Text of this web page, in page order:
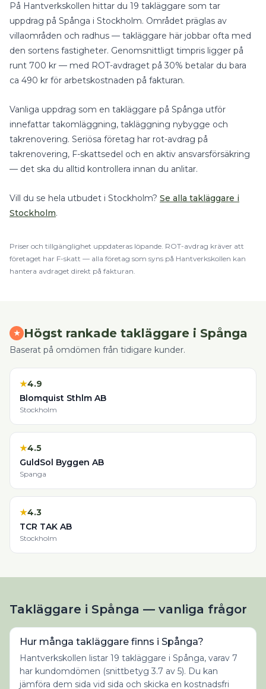
På Hantverkskollen hittar du 19 takläggare som tar
uppdrag på Spånga i Stockholm. Området präglas av
villaområden och radhus — takläggare här jobbar ofta med
den sortens fastigheter. Genomsnittligt timpris ligger på
runt 700 kr — med ROT-avdraget på 30% betalar du bara
ca 490 kr för arbetskostnaden på fakturan.
Vanliga uppdrag som en takläggare på Spånga utför
innefattar takomläggning, takläggning nybygge och
takrenovering. Seriösa företag har rot-avdrag på
takrenovering, F-skattsedel och en aktiv ansvarsförsäkring
— det ska du alltid kontrollera innan du anlitar.
Vill du se hela utbudet i Stockholm? Se alla takläggare i
Stockholm.
Priser och tillgänglighet uppdateras löpande. ROT-avdrag kräver att
företaget har F-skatt — alla företag som syns på Hantverkskollen kan
hantera avdraget direkt på fakturan.
★ Högst rankade takläggare i Spånga
Baserat på omdömen från tidigare kunder.
★4.9
Blomquist Sthlm AB
Stockholm
★4.5
GuldSol Byggen AB
Spanga
★4.3
TCR TAK AB
Stockholm
Takläggare i Spånga — vanliga frågor
Hur många takläggare finns i Spånga?
Hantverkskollen listar 19 takläggare i Spånga, varav 7
har kundomdömen (snittbetyg 3.7 av 5). Du kan
jämföra dem sida vid sida och skicka en kostnadsfri